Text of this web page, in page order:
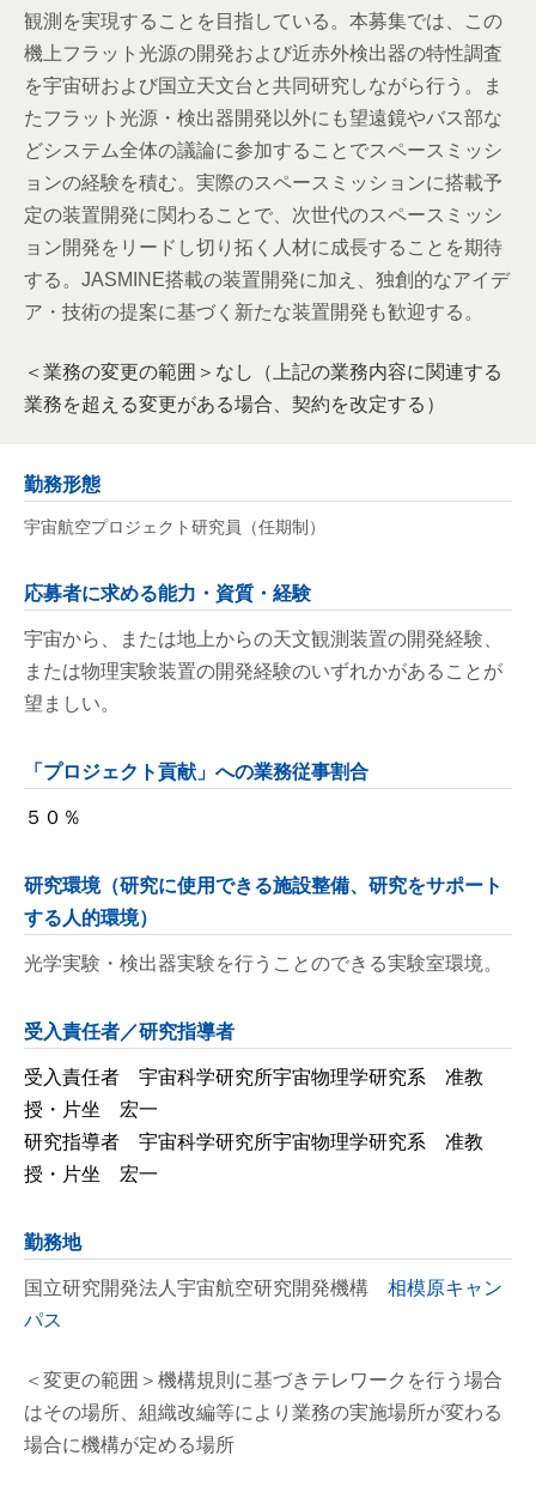
観測を実現することを目指している。本募集では、この
機上フラット光源の開発および近赤外検出器の特性調査
を宇宙研および国立天文台と共同研究しながら行う。ま
たフラット光源・検出器開発以外にも望遠鏡やバス部な
どシステム全体の議論に参加することでスペースミッシ
ョンの経験を積む。実際のスペースミッションに搭載予
定の装置開発に関わることで、次世代のスペースミッシ
ョン開発をリードし切り拓く人材に成長することを期待
する。JASMINE搭載の装置開発に加え、独創的なアイデ
ア・技術の提案に基づく新たな装置開発も歓迎する。
＜業務の変更の範囲＞なし（上記の業務内容に関連する
業務を超える変更がある場合、契約を改定する）
勤務形態
宇宙航空プロジェクト研究員（任期制）
応募者に求める能力・資質・経験
宇宙から、または地上からの天文観測装置の開発経験、
または物理実験装置の開発経験のいずれかがあることが
望ましい。
「プロジェクト貢献」への業務従事割合
５０％
研究環境（研究に使用できる施設整備、研究をサポート
する人的環境）
光学実験・検出器実験を行うことのできる実験室環境。
受入責任者／研究指導者
受入責任者 宇宙科学研究所宇宙物理学研究系 准教
授・片坐 宏一
研究指導者 宇宙科学研究所宇宙物理学研究系 准教
授・片坐 宏一
勤務地
国立研究開発法人宇宙航空研究開発機構 相模原キャン
パス
＜変更の範囲＞機構規則に基づきテレワークを行う場合
はその場所、組織改編等により業務の実施場所が変わる
場合に機構が定める場所